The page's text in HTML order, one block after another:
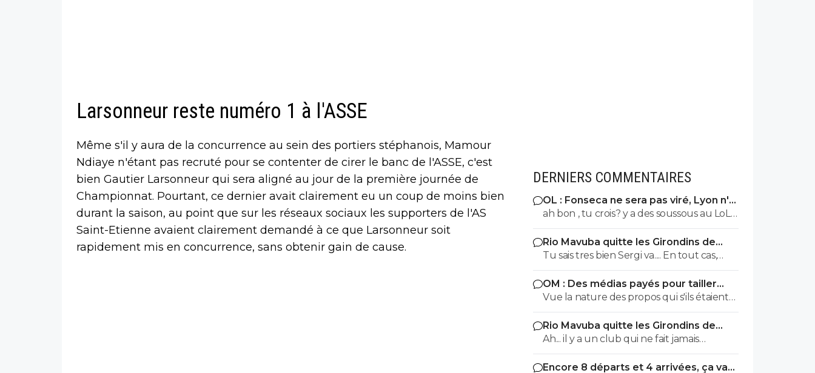
Larsonneur reste numéro 1 à l'ASSE
Même s'il y aura de la concurrence au sein des portiers stéphanois, Mamour
Ndiaye n'étant pas recruté pour se contenter de cirer le banc de l'ASSE, c'est
bien Gautier Larsonneur qui sera aligné au jour de la première journée de
Championnat. Pourtant, ce dernier avait clairement eu un coup de moins bien
durant la saison, au point que sur les réseaux sociaux les supporters de l'AS
Saint-Etienne avaient clairement demandé à ce que Larsonneur soit
rapidement mis en concurrence, sans obtenir gain de cause.
DERNIERS COMMENTAIRES
OL : Fonseca ne sera pas viré, Lyon n'a
pas l'argent pour le faire
ah bon , tu crois? y a des soussous au LoL…
🤪🇵🇹🇧🇷🇫🇷🇺🇦
Rio Mavuba quitte les Girondins de
Bordeaux
Tu sais tres bien Sergi va.... En tout cas,
pour TOI , il y aUN SEUL CLUB qui est
parfait... Et qui QUOI QU IL ARRIVE ne sera
JMAIS critiqué par toi..... Tu te rends
compte que tu es le seul a defendre
mordicus le mec qui a faillit couler ton
club mon pauvre vieux fou... tu t'en rends
compte au moins???
OM : Des médias payés pour tailler
l’OL, McCourt accusé
Vue la nature des propos qui s'ils étaient
faux releveraient de la diffamation, je
penses que c'est bien documenté et
vérifié.
Rio Mavuba quitte les Girondins de
Bordeaux
Ah... il y a un club qui ne fait jamais
d'erreur ? Lequel ? ^^
Encore 8 départs et 4 arrivées, ça va